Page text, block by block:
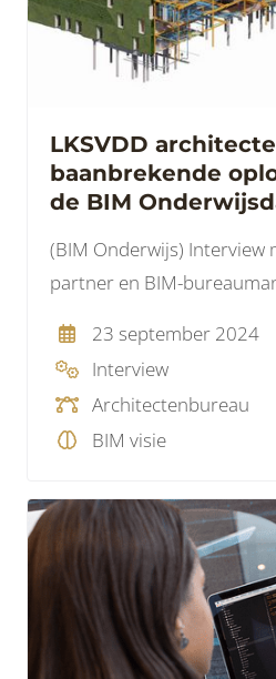
LKSVDD
baanbrekende
de BIM
(BIM Onderwijs) Interview
partner en BIM-
23 september 2024
Interview
Architectenbureau
BIM visie